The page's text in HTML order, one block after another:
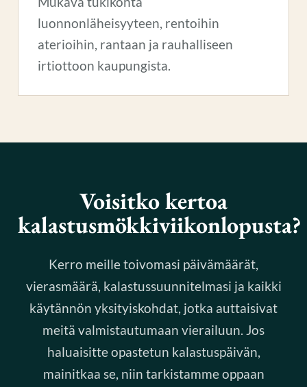
luonnonläheisyyteen, rentoihin
aterioihin, rantaan ja rauhalliseen
irtiottoon kaupungista.
Voisitko kertoa
kalastusmökkiviikonlopusta?
Kerro meille toivomasi päivämäärät,
vierasmäärä, kalastussuunnitelmasi ja kaikki
käytännön yksityiskohdat, jotka auttaisivat
meitä valmistautumaan vierailuun. Jos
haluaisitte opastetun kalastuspäivän,
mainitkaa se, niin tarkistamme oppaan